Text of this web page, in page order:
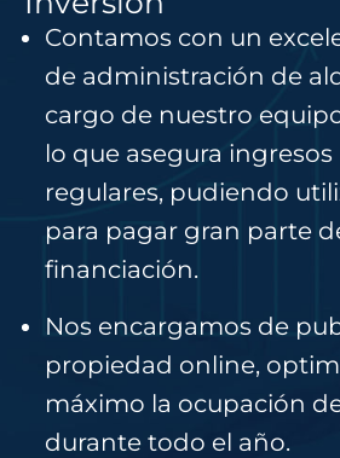
Contamos con un
de administración de
cargo de nuestro
lo que asegura
regulares, pudiendo
para pagar gran parte
financiación.
Nos encargamos de
propiedad online,
máximo la ocupación
durante todo el año.